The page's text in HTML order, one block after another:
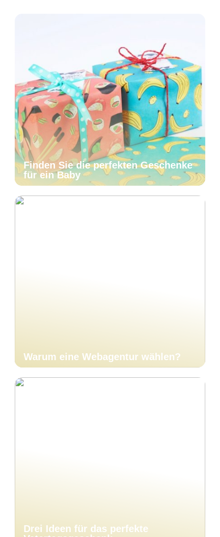
Finden Sie die perfekten Geschenke
für ein Baby
Warum eine Webagentur wählen?
Drei Ideen für das perfekte